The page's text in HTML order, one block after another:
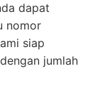
dapat
nomor
siap
jumlah